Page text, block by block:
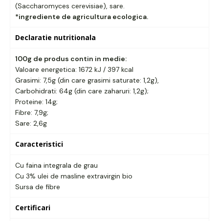
(Saccharomyces cerevisiae), sare.
*ingrediente de agricultura ecologica.
Declaratie nutritionala
100g de produs contin in medie:
Valoare energetica: 1672 kJ / 397 kcal
Grasimi: 7,5g (din care grasimi saturate: 1,2g),
Carbohidrati: 64g (din care zaharuri: 1,2g);
Proteine: 14g;
Fibre: 7,9g;
Sare: 2,6g
Caracteristici
Cu faina integrala de grau
Cu 3% ulei de masline extravirgin bio
Sursa de fibre
Certificari